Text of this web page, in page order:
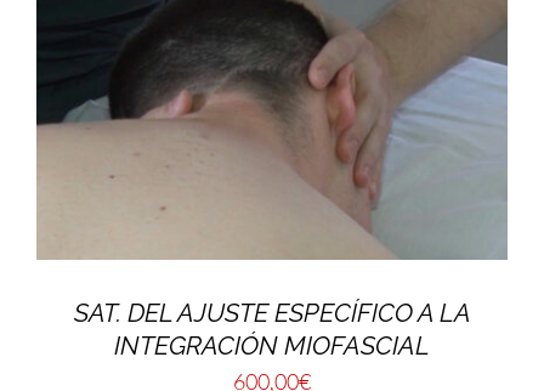
SAT. DEL AJUSTE ESPECÍFICO A LA
INTEGRACIÓN MIOFASCIAL
600,00€